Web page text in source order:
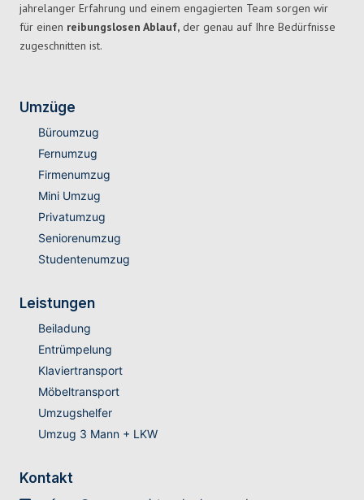
jahrelanger Erfahrung und einem engagierten Team sorgen wir
für einen reibungslosen Ablauf, der genau auf Ihre Bedürfnisse
zugeschnitten ist.
Umzüge
Büroumzug
Fernumzug
Firmenumzug
Mini Umzug
Privatumzug
Seniorenumzug
Studentenumzug
Leistungen
Beiladung
Entrümpelung
Klaviertransport
Möbeltransport
Umzugshelfer
Umzug 3 Mann + LKW
Kontakt